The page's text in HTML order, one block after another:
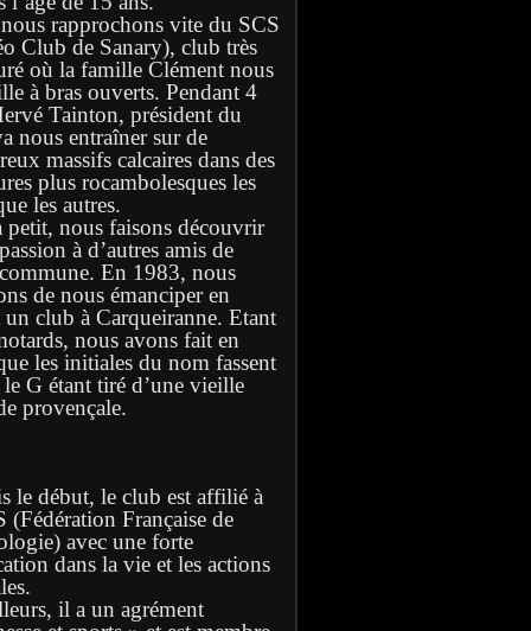
rapprochons vite du SCS
Club de Sanary), club très
où la famille Clément nous
à bras ouverts. Pendant 4
Tainton, président du
nous entraîner sur de
massifs calcaires dans des
plus rocambolesques les
les autres.
petit, nous faisons découvrir
à d’autres amis de
En 1983, nous
de nous émanciper en
un club à Carqueiranne. Etant
nous avons fait en
les initiales du nom fassent
G étant tiré d’une vieille
provençale.
le début, le club est affilié à
(Fédération Française de
avec une forte
dans la vie et les actions
il a un agrément